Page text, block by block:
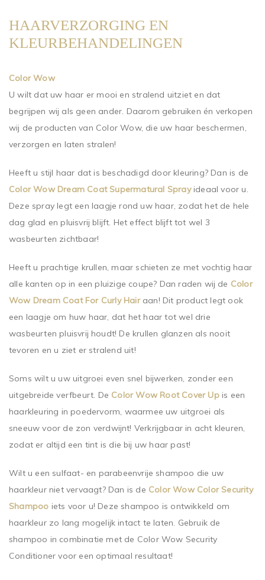
HAARVERZORGING EN
KLEURBEHANDELINGEN
Color Wow
U wilt dat uw haar er mooi en stralend uitziet en dat
begrijpen wij als geen ander. Daarom gebruiken én verkopen
wij de producten van Color Wow, die uw haar beschermen,
verzorgen en laten stralen!
Heeft u stijl haar dat is beschadigd door kleuring? Dan is de
Color Wow Dream Coat Supermatural Sprayideaal voor u.
Deze spray legt een laagje rond uw haar, zodat het de hele
dag glad en pluisvrij blijft. Het effect blijft tot wel 3
wasbeurten zichtbaar!
Heeft u prachtige krullen, maar schieten ze met vochtig haar
alle kanten op in een pluizige coupe? Dan raden wij de Color
Wow Dream Coat For Curly Hair aan! Dit product legt ook
een laagje om huw haar, dat het haar tot wel drie
wasbeurten pluisvrij houdt! De krullen glanzen als nooit
tevoren en u ziet er stralend uit!
Soms wilt u uw uitgroei even snel bijwerken, zonder een
uitgebreide verfbeurt. De Color Wow Root Cover Upis een
haarkleuring in poedervorm, waarmee uw uitgroei als
sneeuw voor de zon verdwijnt! Verkrijgbaar in acht kleuren,
zodat er altijd een tint is die bij uw haar past!
Wilt u een sulfaat- en parabeenvrije shampoo die uw
haarkleur niet vervaagt? Dan is de Color Wow Color Security
Shampoo iets voor u! Deze shampoo is ontwikkeld om
haarkleur zo lang mogelijk intact te laten. Gebruik de
shampoo in combinatie met de Color Wow Security
Conditioner voor een optimaal resultaat!